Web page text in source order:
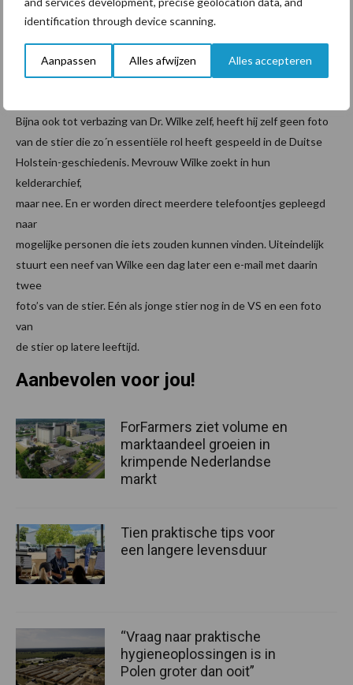
identification through device scanning.
Aanpassen Alles afwijzen Alles accepteren
Bijna ook tot verbazing van Dr. Wilke zelf, heeft hij zelf geen foto
van de stier die zo´n essentiële rol heeft gespeeld in de Duitse
Holstein-geschiedenis. Mevrouw Wilke zoekt in hun
kelderarchief,
maar nee. En er worden direct meerdere telefoontjes gepleegd
naar
mogelijke personen die iets zouden kunnen vinden. Uiteindelijk
stuurt een neef van Wilke een dag later een e-mail met daarin
twee
foto’s van de stier. Eén als jonge stier nog in de VS en een foto
van
de stier op latere leeftijd.
Aanbevolen voor jou!
ForFarmers ziet volume en
marktaandeel groeien in
krimpende Nederlandse
markt
Tien praktische tips voor
een langere levensduur
“Vraag naar praktische
hygieneoplossingen is in
Polen groter dan ooit”